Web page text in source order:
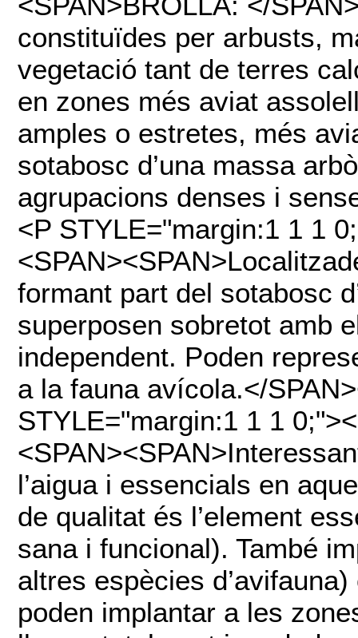
constituïdes per arbusts,
vegetació tant de terres
en zones més aviat
amples o estretes, més
sotabosc d’una massa
agrupacions denses i
<P STYLE="margin:1 1 1
formant part del sotabosc
superposen sobretot amb
independent. Poden
a la fauna avícola.</
STYLE="margin:1 1 1
l’aigua i essencials en
de qualitat és l’element
sana i funcional). També
altres espècies
poden implantar a les